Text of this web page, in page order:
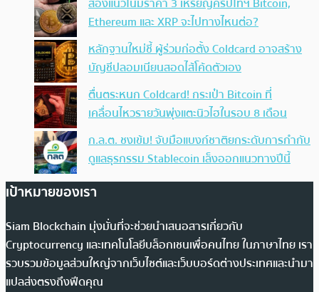
Ethereum และ XRP จะไปทางไหนต่อ?
หลักฐานใหม่ชี้ ผู้ร่วมก่อตั้ง Coldcard อาจสร้าง
บัญชีปลอมเนียนสอดไส้โค้ดตัวเอง
ตื่นตระหนก Coldcard! กระเป๋า Bitcoin ที่
เคลื่อนไหวรายวันพุ่งแตะนิวไฮในรอบ 8 เดือน
ก.ล.ต. ชงเข้ม! จับมือแบงก์ชาติยกระดับการกำกับ
ดูแลธุรกรรม Stablecoin เล็งออกแนวทางปีนี้
เป้าหมายของเรา
Siam Blockchain มุ่งมั่นที่จะช่วยนำเสนอสารเกี่ยวกับ
Cryptocurrency และเทคโนโลยีบล็อกเชนเพื่อคนไทย ในภาษาไทย เรา
รวบรวมข้อมูลส่วนใหญ่จากเว็บไซต์และเว็บบอร์ดต่างประเทศและนำมา
แปลส่งตรงถึงฟีดคุณ